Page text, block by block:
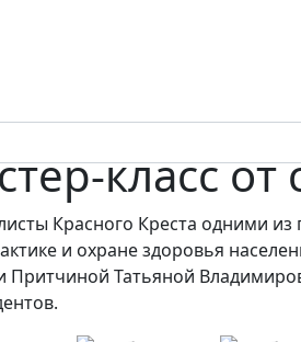
класс от
Красного Креста одними
и охране здоровья
Татьяной